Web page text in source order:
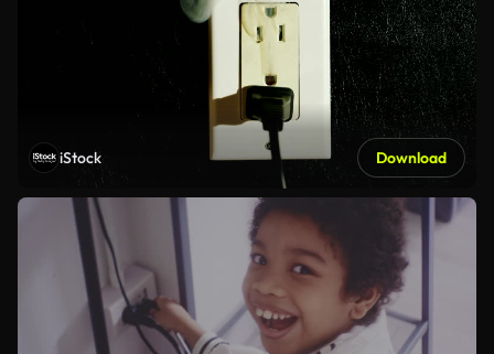
iStock Download